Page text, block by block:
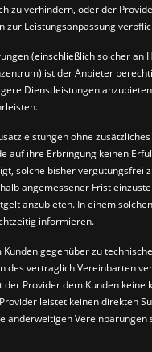
zu verhindern, oder der
zur Leistungsanpassung
(einschließlich solcher an
ist der Anbieter
Dienstleistungen
ohne
auf ihre Erbringung keinen
solche bisher vergütungsfrei
angemessener Frist
anzubieten. In einem
informieren.
Kunden gegenüber zu
des vertraglich Vereinbarten
Provider dem Kunden keine
leistet keinen direkten
anderweitigen Vereinbarungen